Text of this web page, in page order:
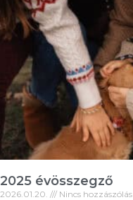
2025 évösszegző
2026.01.20. Nincs hozzászólás